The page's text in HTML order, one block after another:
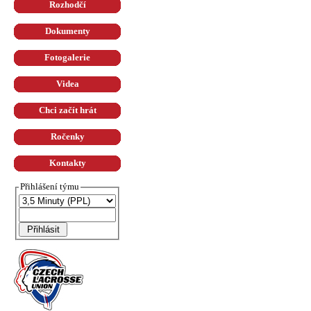
Rozhodčí
Dokumenty
Fotogalerie
Videa
Chci začít hrát
Ročenky
Kontakty
Přihlášení týmu